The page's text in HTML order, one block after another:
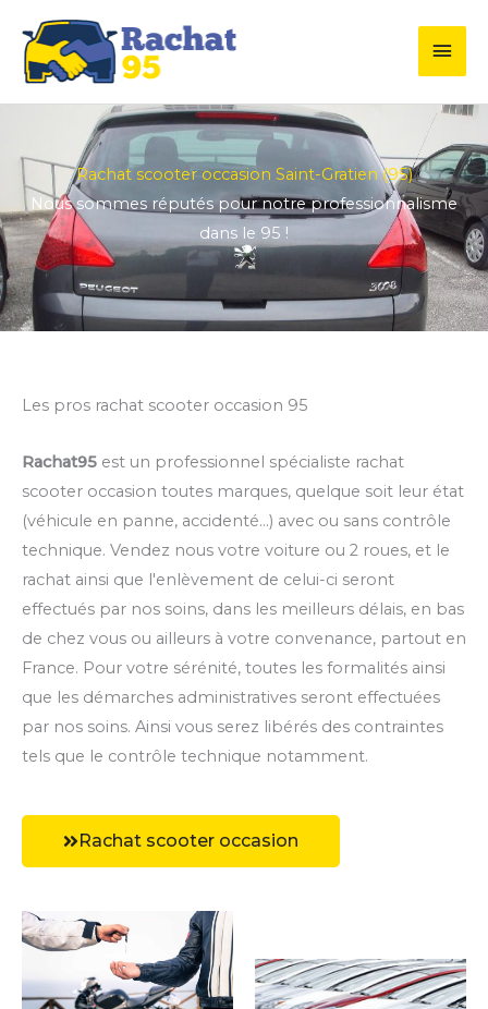
contenu
Rachat scooter occasion Saint-Gratien (95)
Nous sommes réputés pour notre professionnalisme
dans le 95 !
Les pros rachat scooter occasion 95
Rachat95 est un professionnel spécialiste rachat
scooter occasion toutes marques, quelque soit leur état
(véhicule en panne, accidenté...) avec ou sans contrôle
technique. Vendez nous votre voiture ou 2 roues, et le
rachat ainsi que l'enlèvement de celui-ci seront
effectués par nos soins, dans les meilleurs délais, en bas
de chez vous ou ailleurs à votre convenance, partout en
France. Pour votre sérénité, toutes les formalités ainsi
que les démarches administratives seront effectuées
par nos soins. Ainsi vous serez libérés des contraintes
tels que le contrôle technique notamment.
Rachat scooter occasion